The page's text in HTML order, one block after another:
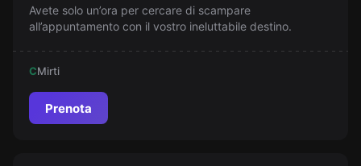
Avete solo un’ora per cercare di scampare
all’appuntamento con il vostro ineluttabile destino.
CMirti
Prenota